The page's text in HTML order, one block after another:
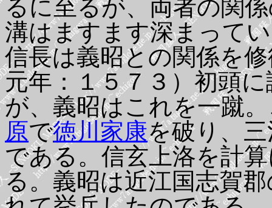
るに至るが、両者の関
溝はますます深まって
信長は義昭との関係を
元年：１５７３）初頭
が、義昭はこれを一蹴
原で徳川家康を破り、
である。信玄上洛を計
る。義昭は近江国志賀